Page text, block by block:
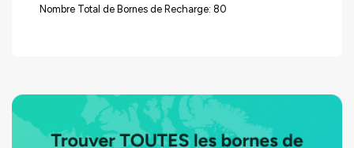
Nombre Total de Bornes de Recharge: 80